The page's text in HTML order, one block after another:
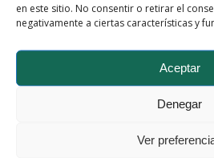
en este sitio. No consentir o retirar el
negativamente a ciertas características y
Aceptar
Denegar
Ver
Instala grifos de ahorro
con sensores, aireadores o
inversión inteligente para tu
: las fugas
mucha agua. Asegúrate
: Cuando te